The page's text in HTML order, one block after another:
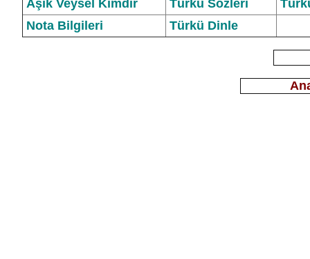
Âşık Veysel Kimdir Türkü Sözleri
Nota Bilgileri
Türkü Dinle